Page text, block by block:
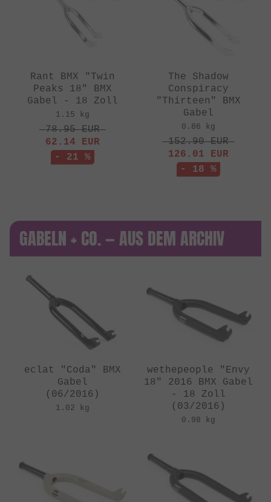
Rant BMX "Twin
Peaks 18" BMX
Gabel - 18 Zoll
1.15 kg
78.95EUR
62.14 EUR
- 21 %
The Shadow
Conspiracy
"Thirteen" BMX
Gabel
0.86 kg
152.90EUR
126.01 EUR
- 18 %
GABELN + CO. — AUS DEM ARCHIV
eclat "Coda" BMX
Gabel
(06/2016)
1.02 kg
wethepeople "Envy
18" 2016 BMX Gabel
- 18 Zoll
(03/2016)
0.98 kg